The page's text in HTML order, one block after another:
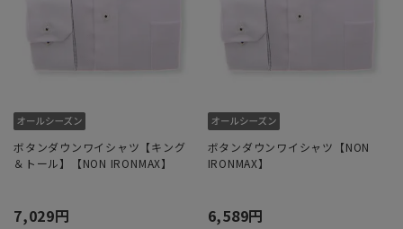
ボタンダウンワイシャツ【キング
＆トール】【NON IRONMAX】
7,029円
ボタンダウンワイシャツ【NON
IRONMAX】
6,589円